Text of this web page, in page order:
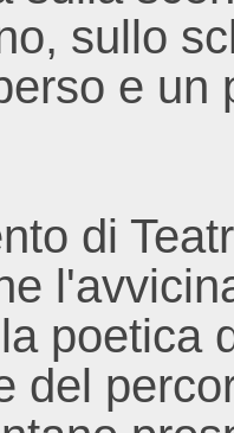
sullo
e un
di
poetica
del